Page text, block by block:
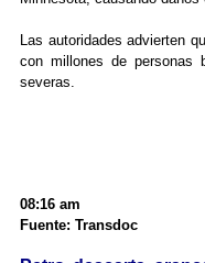
Las autoridades advierten
con millones de personas
severas.
08:16 am
Fuente: Transdoc